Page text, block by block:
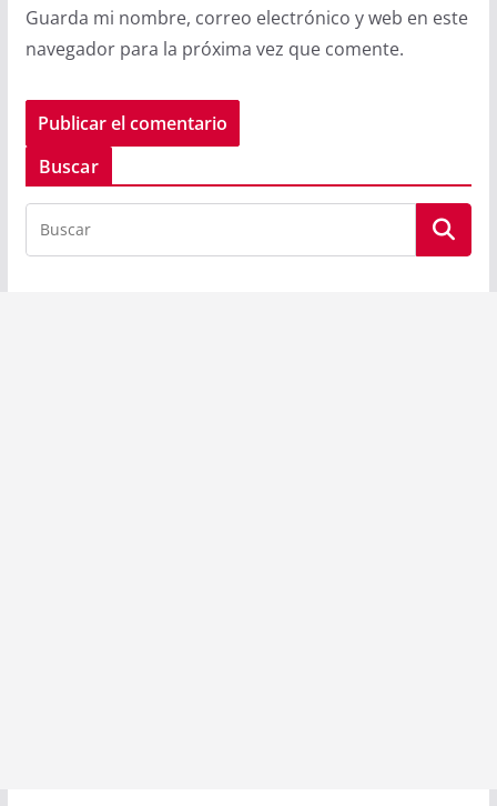
Guarda mi nombre, correo electrónico y web en este
navegador para la próxima vez que comente.
Buscar